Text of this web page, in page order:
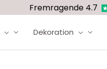
Fremragende 4.7
Dekoration